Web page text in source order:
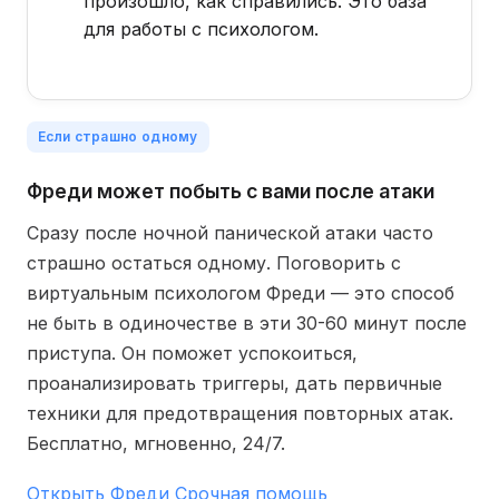
для работы с психологом.
Если страшно одному
Фреди может побыть с вами после атаки
Сразу после ночной панической атаки часто
страшно остаться одному. Поговорить с
виртуальным психологом Фреди — это способ
не быть в одиночестве в эти 30-60 минут после
приступа. Он поможет успокоиться,
проанализировать триггеры, дать первичные
техники для предотвращения повторных атак.
Бесплатно, мгновенно, 24/7.
Открыть Фреди Срочная помощь